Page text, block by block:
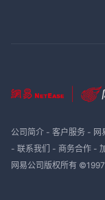
公司简介- 客户服务- 网
- 联系我们 - 商务合作-
网易公司版权所有